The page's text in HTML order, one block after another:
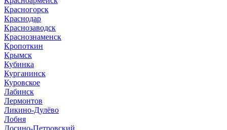
Красногорск
Краснодар
Краснозаводск
Краснознаменск
Кропоткин
Крымск
Кубинка
Курганинск
Куровское
Лабинск
Лермонтов
Ликино-Дулёво
Лобня
Лосино-Петровский